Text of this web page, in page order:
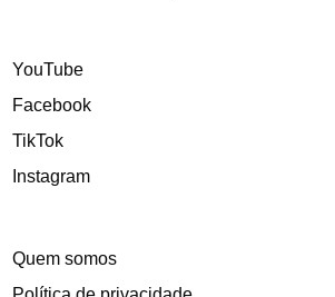
YouTube
Facebook
TikTok
Instagram
Quem somos